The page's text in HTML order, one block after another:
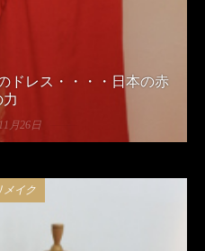
ドレス・・・・日本の赤
力
月26日
メイク